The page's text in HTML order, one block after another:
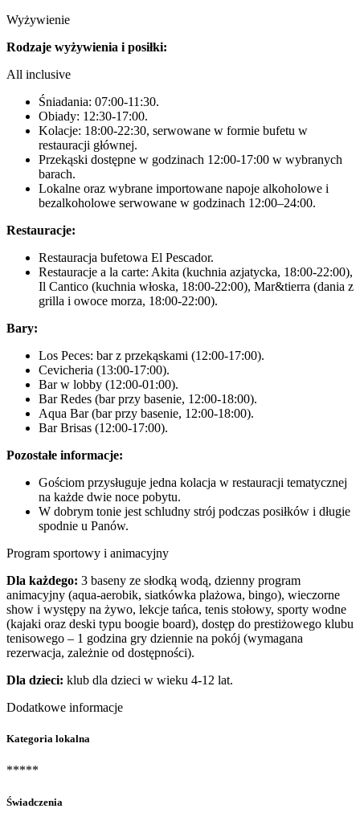
Wyżywienie
Rodzaje wyżywienia i posiłki:
All inclusive
Śniadania: 07:00-11:30.
Obiady: 12:30-17:00.
Kolacje: 18:00-22:30, serwowane w formie bufetu w
restauracji głównej.
Przekąski dostępne w godzinach 12:00-17:00 w wybranych
barach.
Lokalne oraz wybrane importowane napoje alkoholowe i
bezalkoholowe serwowane w godzinach 12:00–24:00.
Restauracje:
Restauracja bufetowa El Pescador.
Restauracje a la carte: Akita (kuchnia azjatycka, 18:00-22:00),
Il Cantico (kuchnia włoska, 18:00-22:00), Mar&tierra (dania z
grilla i owoce morza, 18:00-22:00).
Bary:
Los Peces: bar z przekąskami (12:00-17:00).
Cevicheria (13:00-17:00).
Bar w lobby (12:00-01:00).
Bar Redes (bar przy basenie, 12:00-18:00).
Aqua Bar (bar przy basenie, 12:00-18:00).
Bar Brisas (12:00-17:00).
Pozostałe informacje:
Gościom przysługuje jedna kolacja w restauracji tematycznej
na każde dwie noce pobytu.
W dobrym tonie jest schludny strój podczas posiłków i długie
spodnie u Panów.
Program sportowy i animacyjny
Dla każdego: 3 baseny ze słodką wodą, dzienny program
animacyjny (aqua-aerobik, siatkówka plażowa, bingo), wieczorne
show i występy na żywo, lekcje tańca, tenis stołowy, sporty wodne
(kajaki oraz deski typu boogie board), dostęp do prestiżowego klubu
tenisowego – 1 godzina gry dziennie na pokój (wymagana
rezerwacja, zależnie od dostępności).
Dla dzieci: klub dla dzieci w wieku 4-12 lat.
Dodatkowe informacje
Kategoria lokalna
*****
Świadczenia